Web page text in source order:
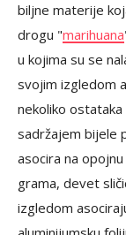
biljne materije
drogu "marihuana
u kojima su se
svojim izgledom
nekoliko
sadržajem bijele
asocira na
grama, devet
izgledom